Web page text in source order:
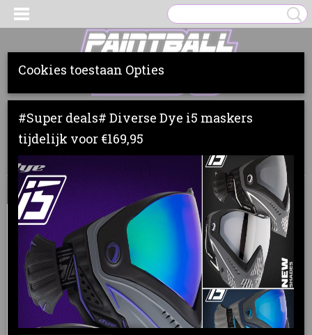
Geen producten
Home>Loaders
Cookies toestaan Opties
#Super deals# Diverse Dye i5 maskers
tijdelijk voor €169,95